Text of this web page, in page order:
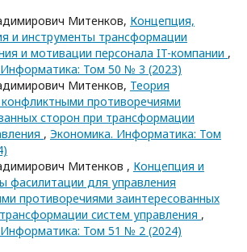
Митенков, Концепция,
и инструменты трансформации
и мотивации персонала IT-компании ,
Том 50 № 3 (2023)
Митенков, Теория
конфликтными противоречиями
сторон при трансформации
, Экономика. Информатика: Том
Митенков , Концепция и
фасилитации для управления
противоречиями заинтересованных
систем управления ,
Том 51 № 2 (2024)